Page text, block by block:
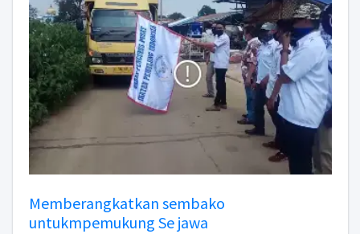
Memberangkatkan sembako
untukmpemukung Se jawa